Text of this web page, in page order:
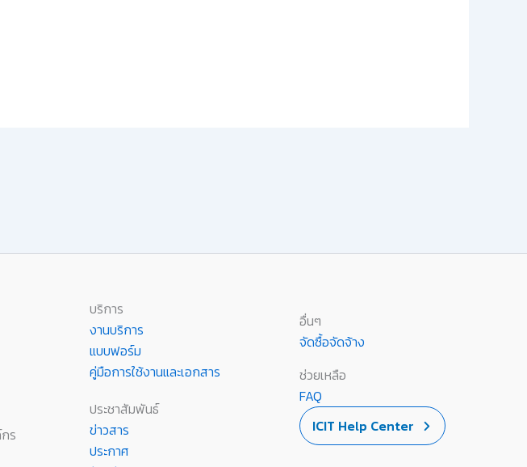
ร
บริการ
งานบริการ
แบบฟอร์ม
คู่มือการใช้งานและเอกสาร
ประชาสัมพันธ์
ข่าวสาร
ประกาศ
อื่นๆ
จัดซื้อจัดจ้าง
ช่วยเหลือ
FAQ
ICIT Help Center